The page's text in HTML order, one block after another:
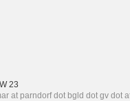
23
at parndorf dot bgld dot gv dot